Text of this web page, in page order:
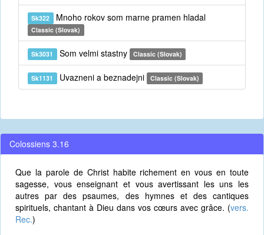
Sk322 Mnoho rokov som marne pramen hladal
Classic (Slovak)
Sk3031 Som velmi stastny Classic (Slovak)
Sk1131 Uvazneni a beznadejni Classic (Slovak)
Colossiens 3.16
Que la parole de Christ habite richement en vous en toute
sagesse, vous enseignant et vous avertissant les uns les
autres par des psaumes, des hymnes et des cantiques
spirituels, chantant à Dieu dans vos cœurs avec grâce. (vers.
Rec.)